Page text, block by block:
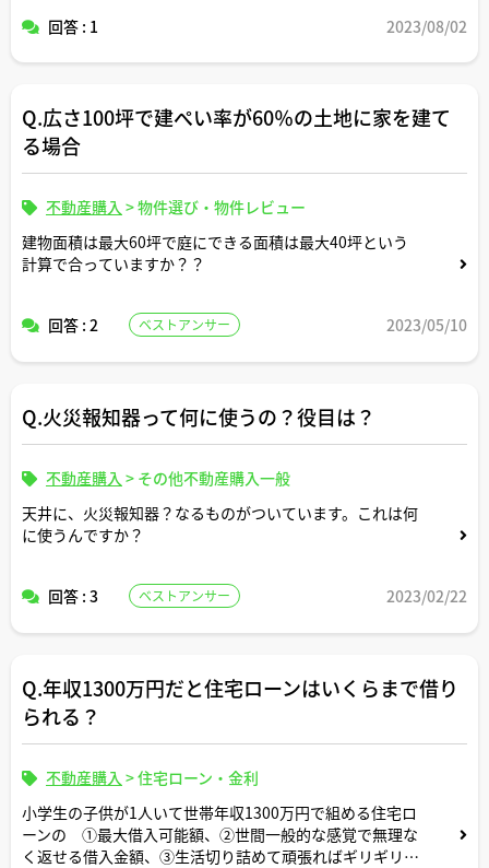
か？
回答 : 1 2023/08/02
Q.広さ100坪で建ぺい率が60％の土地に家を建て
る場合
不動産購入 >物件選び・物件レビュー
建物面積は最大60坪で庭にできる面積は最大40坪という
計算で合っていますか？？
回答 : 2 ベストアンサー 2023/05/10
Q.火災報知器って何に使うの？役目は？
不動産購入 > その他不動産購入一般
天井に、火災報知器？なるものがついています。これは何
に使うんですか？
回答 : 3 ベストアンサー 2023/02/22
Q.年収1300万円だと住宅ローンはいくらまで借り
られる？
不動産購入 >住宅ローン・金利
小学生の子供が1人いて世帯年収1300万円で組める住宅ロ
ーンの ①最大借入可能額、②世間一般的な感覚で無理な
く返せる借入金額、③生活切り詰めて頑張ればギリギリ返